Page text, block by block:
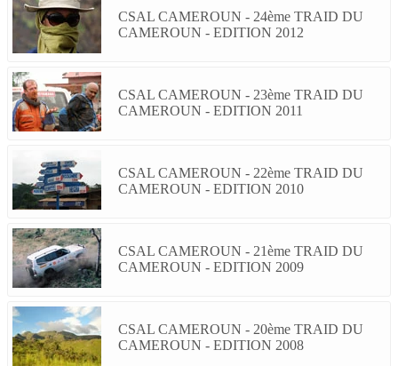
CSAL CAMEROUN - 24ème TRAID DU
CAMEROUN - EDITION 2012
CSAL CAMEROUN - 23ème TRAID DU
CAMEROUN - EDITION 2011
CSAL CAMEROUN - 22ème TRAID DU
CAMEROUN - EDITION 2010
CSAL CAMEROUN - 21ème TRAID DU
CAMEROUN - EDITION 2009
CSAL CAMEROUN - 20ème TRAID DU
CAMEROUN - EDITION 2008